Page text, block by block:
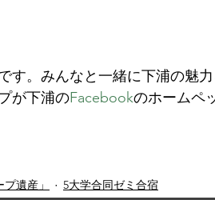
す。みんなと一緒に下浦の魅
が下浦のFacebookのホームペ
遺産」 5大学合同ゼミ合宿